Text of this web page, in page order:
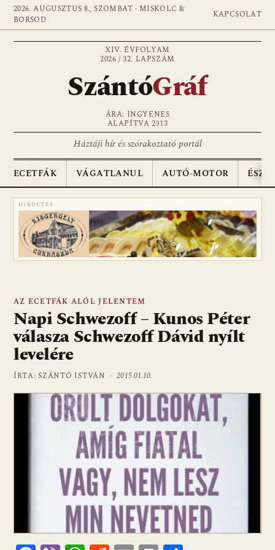
2026. AUGUSZTUS 8., SZOMBAT · MISKOLC &
BORSOD
KAPCSOLAT
XIV. ÉVFOLYAM
2026 / 32. LAPSZÁM
SzántóGráf
ÁRA: INGYENES
ALAPÍTVA 2013
Háztáji hír és szórakoztató portál
ECETFÁK VÁGATLANUL AUTÓ-MOTOR
HIRDETÉS
AZ ECETFÁK ALÓL JELENTEM
Napi Schwezoff – Kunos Péter
válasza Schwezoff Dávid nyílt
levelére
ÍRTA: SZÁNTÓ ISTVÁN ·2015.01.10.